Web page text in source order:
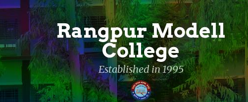
Rangpur Modell
College
Established in 1995